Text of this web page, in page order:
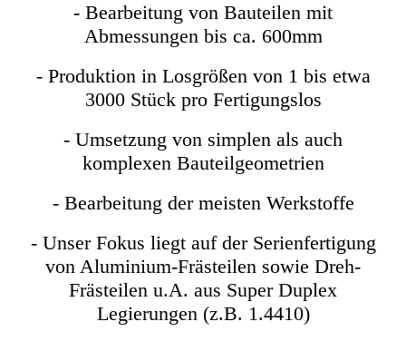
- Bearbeitung von Bauteilen mit
Abmessungen bis ca. 600mm
- Produktion in Losgrößen von 1 bis etwa
3000 Stück pro Fertigungslos
- Umsetzung von simplen als auch
komplexen Bauteilgeometrien
- Bearbeitung der meisten Werkstoffe
- Unser Fokus liegt auf der Serienfertigung
von Aluminium-Frästeilen sowie Dreh-
Frästeilen u.A. aus Super Duplex
Legierungen (z.B. 1.4410)